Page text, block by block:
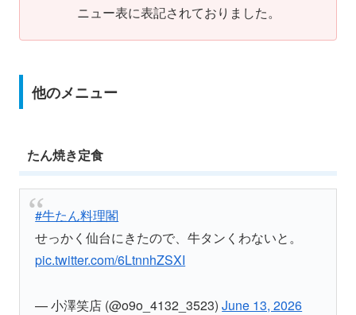
ニュー表に表記されておりました。
他のメニュー
たん焼き定食
#牛たん料理閣
せっかく仙台にきたので、牛タンくわないと。
pic.twitter.com/6LtnnhZSXI
— 小澤笑店 (@o9o_4132_3523)June 13, 2026